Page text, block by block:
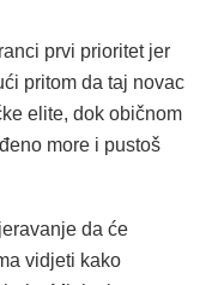
prvi prioritet jer
pritom da taj novac
elite, dok običnom
more i pustoš
da će
vidjeti kako